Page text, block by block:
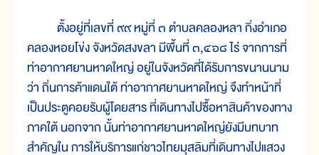
ตั้งอยู่ที่เลขที่ ๙๙ หมู่ที่ ๓ ตำบลคลองหลา กิ่งอำเภอ
คลองหอยโข่ง จังหวัดสงขลา มีพื้นที่ ๓,๔๖๘ ไร่ จากการที่
ท่าอากาศยานหาดใหญ่ อยู่ในจังหวัดที่ได้รับการขนานนาม
ว่า ถิ่นการค้าแดนใต้ ท่าอากาศยานหาดใหญ่ จึงทำหน้าที่
เป็นประตูคอยรับผู้โดยสาร ที่เดินทางไปซื้อหาสินค้าของทาง
ภาคใต้ นอกจาก นั้นท่าอากาศยานหาดใหญ่ยังมีบทบาท
สำคัญใน การให้บริการแก่ชาวไทยมุสลิมที่เดินทางไปแสวง